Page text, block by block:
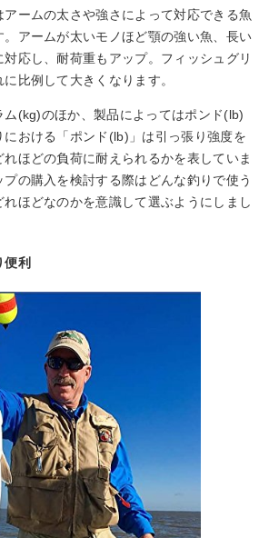
ームの太さや強さによって対応できる魚
アームが太いモノほど顎の強い魚、長い
応し、耐荷重もアップ。フィッシュグリ
比例して大きくなります。
ム(kg)のほか、製品によってはポンド(lb)
における「ポンド(lb)」は引っ張り強度を
ほどの負荷に耐えられるかを表していま
の購入を検討する際はどんな釣りで使う
ほどなのかを意識して選ぶようにしまし
利